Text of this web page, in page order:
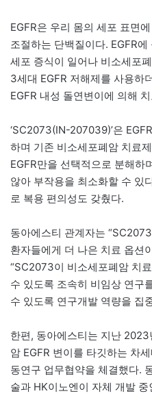
EGFR은 우리 몸의 세포 표면
조절하는 단백질이다. EGFR
세포 증식이 일어나 비소세포
3세대 EGFR 저해제를 사용하
EGFR 내성 돌연변이에 의해
‘SC2073(IN-207039)’은
하며 기존 비소세포폐암 치료
EGFR만을 선택적으로 분해하
않아 부작용을 최소화할 수 있
로 복용 편의성도 갖췄다.
동아에스티 관계자는
환자들에게 더 나은 치료 옵션
“SC2073이 비소세포폐암 치
수 있도록 조속히 비임상 연구
수 있도록 연구개발 역량을 집
한편, 동아에스티는 지난
암 EGFR 변이를 타깃하는 차
동연구 업무협약을 체결했다.
술과 HK이노엔이 자체 개발